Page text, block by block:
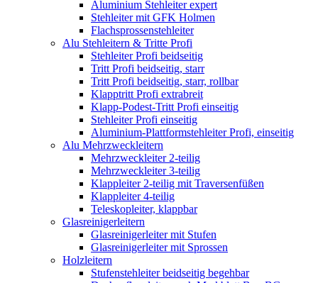
Aluminium Stehleiter expert
Stehleiter mit GFK Holmen
Flachsprossenstehleiter
Alu Stehleitern & Tritte Profi
Stehleiter Profi beidseitig
Tritt Profi beidseitig, starr
Tritt Profi beidseitig, starr, rollbar
Klapptritt Profi extrabreit
Klapp-Podest-Tritt Profi einseitig
Stehleiter Profi einseitig
Aluminium-Plattformstehleiter Profi, einseitig
Alu Mehrzweckleitern
Mehrzweckleiter 2-teilig
Mehrzweckleiter 3-teilig
Klappleiter 2-teilig mit Traversenfüßen
Klappleiter 4-teilig
Teleskopleiter, klappbar
Glasreinigerleitern
Glasreinigerleiter mit Stufen
Glasreinigerleiter mit Sprossen
Holzleitern
Stufenstehleiter beidseitig begehbar